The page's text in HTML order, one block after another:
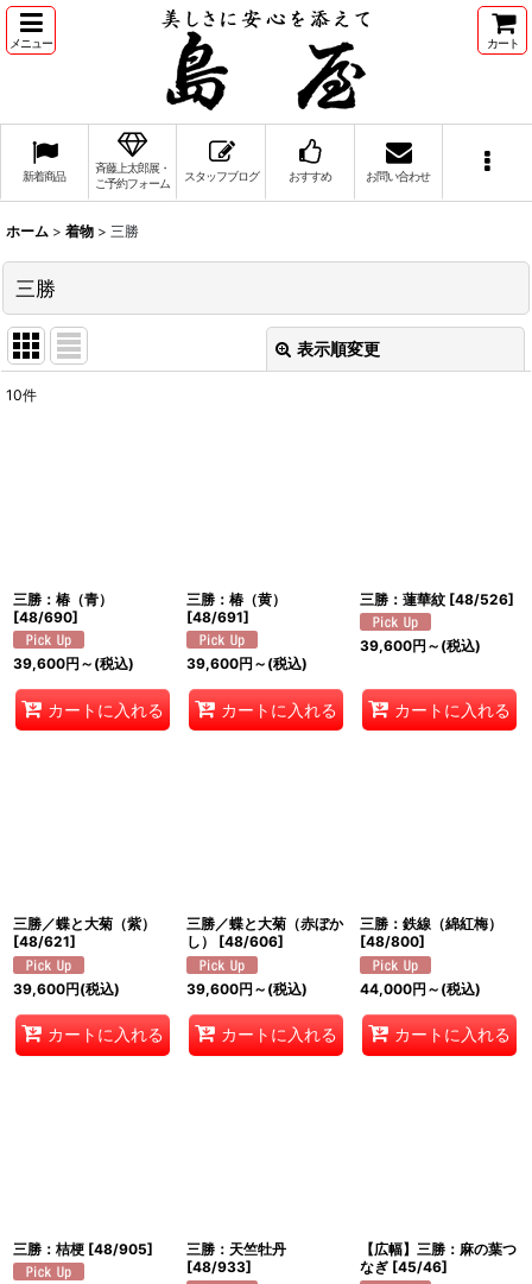
メニュー カート
新着商品
斉藤上太郎展・
ご予約フォーム
スタッフブログ おすすめ お問い合わせ
ホーム > 着物 > 三勝
三勝
表示順変更
10件
三勝：椿（青）
[48/690]
39,600円 ～ (税込)
カートに入れる
三勝：椿（黄）
[48/691]
39,600円 ～ (税込)
カートに入れる
三勝：蓮華紋 [48/526]
39,600円 ～ (税込)
カートに入れる
三勝／蝶と大菊（紫）
[48/621]
39,600円(税込)
カートに入れる
三勝／蝶と大菊（赤ぼか
し）
[48/606]
39,600円 ～ (税込)
カートに入れる
三勝：鉄線（綿紅梅）
[48/800]
44,000円 ～ (税込)
カートに入れる
三勝：桔梗 [48/905]
三勝：天竺牡丹
[48/933]
【広幅】三勝：麻の葉つ
なぎ [45/46]